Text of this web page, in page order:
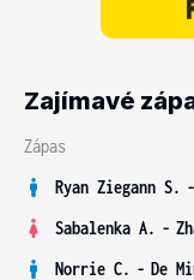
Zajímavé
Zápas
Ryan Ziegann S. -
Sabalenka A. -
Norrie C. - De